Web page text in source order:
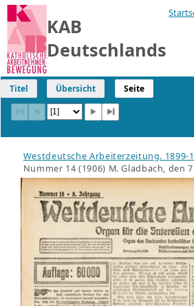
KAB
Deutschlands
Titel Übersicht Seite
Westdeutsche Arbeiterzeitung. 1899-
Nummer 14 (1906) M. Gladbach, den